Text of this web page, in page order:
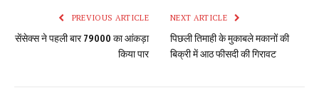
PREVIOUS ARTICLE
सेंसेक्स ने पहली बार 79000 का आंकड़ा
किया पार
NEXT ARTICLE
पिछली तिमाही के मुकाबले मकानों की
बिक्री में आठ फीसदी की गिरावट